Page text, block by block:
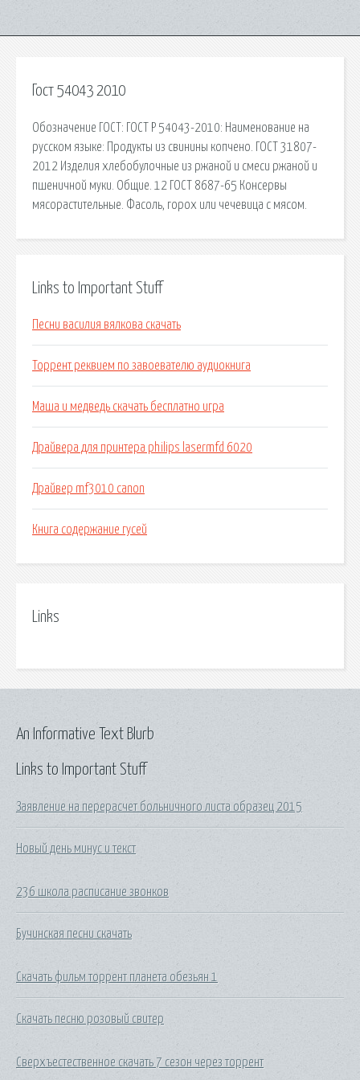
Гост 54043 2010
Обозначение ГОСТ: ГОСТ Р 54043-2010: Наименование на
русском языке: Продукты из свинины копчено. ГОСТ 31807-
2012 Изделия хлебобулочные из ржаной и смеси ржаной и
пшеничной муки. Общие. 12 ГОСТ 8687-65 Консервы
мясорастительные. Фасоль, горох или чечевица с мясом.
Links to Important Stuff
Песни василия вялкова скачать
Торрент реквием по завоевателю аудиокнига
Маша и медведь скачать бесплатно игра
Драйвера для принтера philips lasermfd 6020
Драйвер mf3010 canon
Книга содержание гусей
Links
Links to Important Stuff
Заявление на перерасчет больничного листа образец 2015
Новый день минус и текст
236 школа расписание звонков
Бучинская песни скачать
Скачать фильм торрент планета обезьян 1
Скачать песню розовый свитер
Сверхъестественное скачать 7 сезон через торрент
An Informative Text Blurb